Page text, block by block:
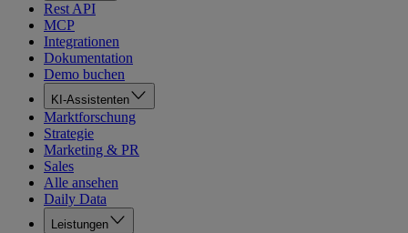
Rest API
MCP
Integrationen
Dokumentation
Demo buchen
KI-Assistenten
Marktforschung
Strategie
Marketing & PR
Sales
Alle ansehen
Daily Data
Leistungen